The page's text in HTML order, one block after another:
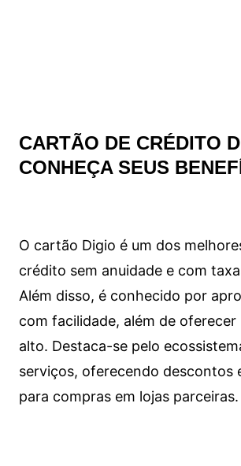
CARTÃO DE CRÉDITO
CONHEÇA SEUS
O cartão Digio é um dos
crédito sem anuidade e com
Além disso, é conhecido por
com facilidade, além de oferecer
alto. Destaca-se pelo
serviços, oferecendo descontos
para compras em lojas parceiras.